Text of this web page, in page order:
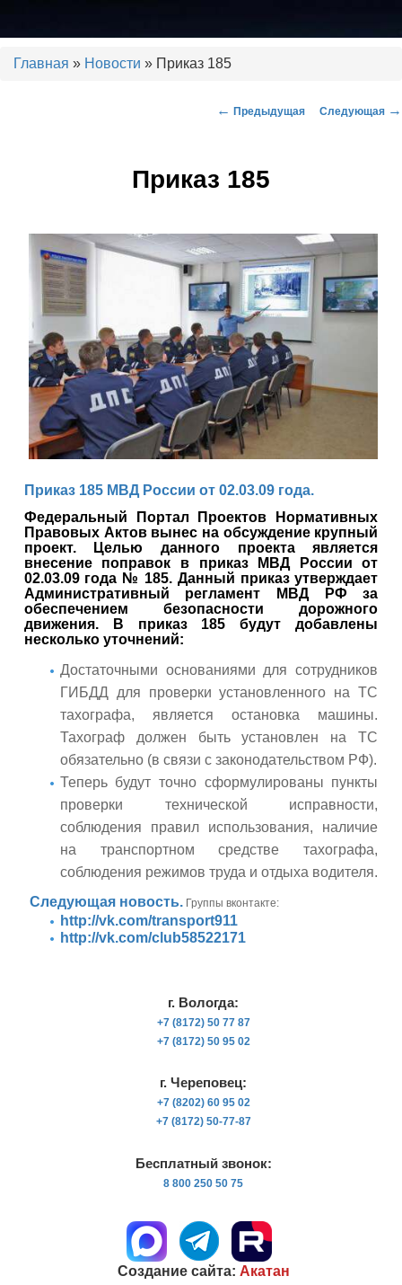
ГЛОНАСС, контроль топлива.
Главная » Новости » Приказ 185
← Предыдущая Следующая →
Приказ 185
Приказ 185 МВД России от 02.03.09 года.
Федеральный
Портал Проектов
Нормативных
Правовых Актов вынес на обсуждение крупный
проект. Целью данного проекта
является
внесение
поправок в приказ МВД России
от
02.03.09 года № 185. Данный приказ утверждает
Административный
регламент МВД РФ
за
обеспечением
безопасности
дорожного
движения. В приказ 185 будут
добавлены
несколько уточнений:
Достаточными основаниями для сотрудников
ГИБДД
для проверки установленного на ТС
тахографа, является остановка машины.
Тахограф
должен быть установлен на
ТС
обязательно(в связи с законодательством РФ).
Теперь будут точно сформулированы пункты
проверки
технической исправности,
соблюдения
правил использования, наличие
на
транспортном средстве тахографа,
соблюдения режимов труда и отдыха водителя.
Следующая новость.Группы вконтакте:
http://vk.com/transport911
http://vk.com/club58522171
г. Вологда:
+7 (8172) 50 77 87
+7 (8172) 50 95 02
г. Череповец:
+7 (8202) 60 95 02
+7 (8172) 50-77-87
Бесплатный звонок:
8 800 250 50 75
Создание сайта: Акатан